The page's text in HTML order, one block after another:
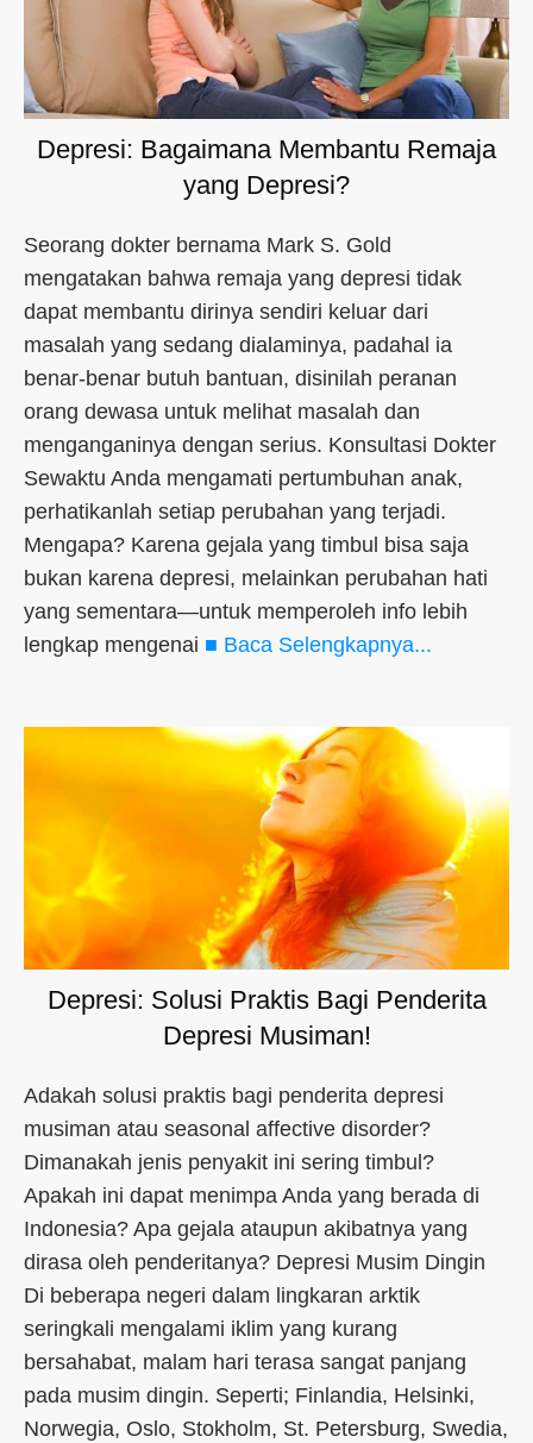
Depresi: Bagaimana Membantu Remaja
yang Depresi?
Seorang dokter bernama Mark S. Gold
mengatakan bahwa remaja yang depresi tidak
dapat membantu dirinya sendiri keluar dari
masalah yang sedang dialaminya, padahal ia
benar-benar butuh bantuan, disinilah peranan
orang dewasa untuk melihat masalah dan
menganganinya dengan serius. Konsultasi Dokter
Sewaktu Anda mengamati pertumbuhan anak,
perhatikanlah setiap perubahan yang terjadi.
Mengapa? Karena gejala yang timbul bisa saja
bukan karena depresi, melainkan perubahan hati
yang sementara—untuk memperoleh info lebih
lengkap mengenai ■ Baca Selengkapnya...
Depresi: Solusi Praktis Bagi Penderita
Depresi Musiman!
Adakah solusi praktis bagi penderita depresi
musiman atau seasonal affective disorder?
Dimanakah jenis penyakit ini sering timbul?
Apakah ini dapat menimpa Anda yang berada di
Indonesia? Apa gejala ataupun akibatnya yang
dirasa oleh penderitanya? Depresi Musim Dingin
Di beberapa negeri dalam lingkaran arktik
seringkali mengalami iklim yang kurang
bersahabat, malam hari terasa sangat panjang
pada musim dingin. Seperti; Finlandia, Helsinki,
Norwegia, Oslo, Stokholm, St. Petersburg, Swedia,